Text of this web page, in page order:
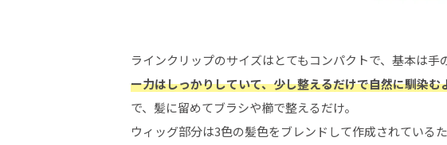
ラインクリップのサイズはとてもコンパクトで、基本は手
ー力はしっかりしていて、少し整えるだけで自然に馴染む
で、髪に留めてブラシや櫛で整えるだけ。
ウィッグ部分は3色の髪色をブレンドして作成されているた